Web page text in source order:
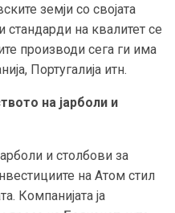
земји со својата
стандарди на квалитет се
производи сега ги има
Португалија итн.
на јарболи и
и столбови за
на Атом стил
Компанијата ја